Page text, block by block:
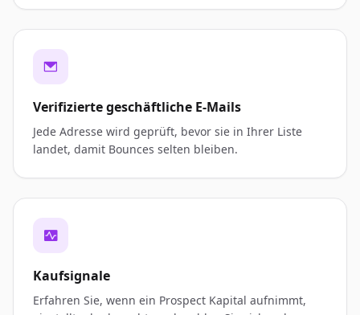
Verifizierte geschäftliche E-Mails
Jede Adresse wird geprüft, bevor sie in Ihrer Liste
landet, damit Bounces selten bleiben.
Kaufsignale
Erfahren Sie, wenn ein Prospect Kapital aufnimmt,